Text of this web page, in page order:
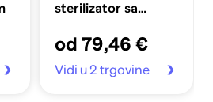
sterilizator sa
od 79,46 €
Vidi u 2 trgovine